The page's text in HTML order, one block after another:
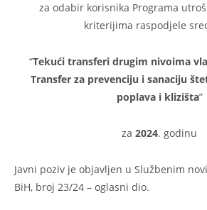
za odabir korisnika Programa
kriterijima raspodjele
“Tekući transferi drugim nivoima
Transfer za prevenciju i sanaciju
poplava i klizišta”
za 2024. godinu
Javni poziv je objavljen u Službenim
BiH, broj 23/24 – oglasni dio.